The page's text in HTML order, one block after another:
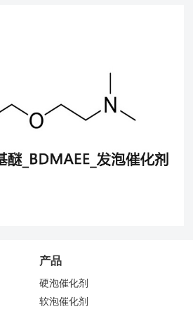
产品
硬泡催化剂
软泡催化剂